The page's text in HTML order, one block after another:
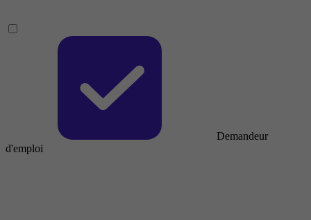
Demandeur
d'emploi